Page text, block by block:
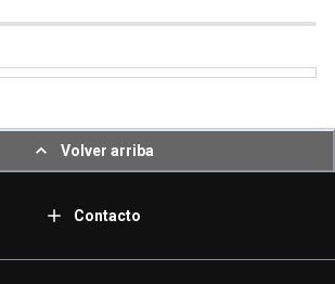
Volver arriba
Contacto